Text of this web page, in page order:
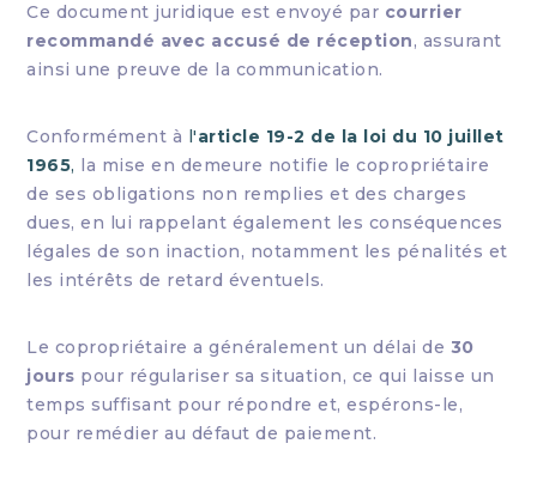
Ce document juridique est envoyé par courrier
recommandé avec accusé de réception, assurant
ainsi une preuve de la communication.
Conformément à l'article 19-2 de la loi du 10 juillet
1965, la mise en demeure notifie le copropriétaire
de ses obligations non remplies et des charges
dues, en lui rappelant également les conséquences
légales de son inaction, notamment les pénalités et
les intérêts de retard éventuels.
Le copropriétaire a généralement un délai de 30
jours pour régulariser sa situation, ce qui laisse un
temps suffisant pour répondre et, espérons-le,
pour remédier au défaut de paiement.